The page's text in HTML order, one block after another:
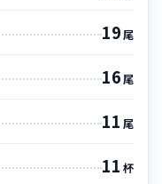
19尾
16尾
11 尾
11 杯